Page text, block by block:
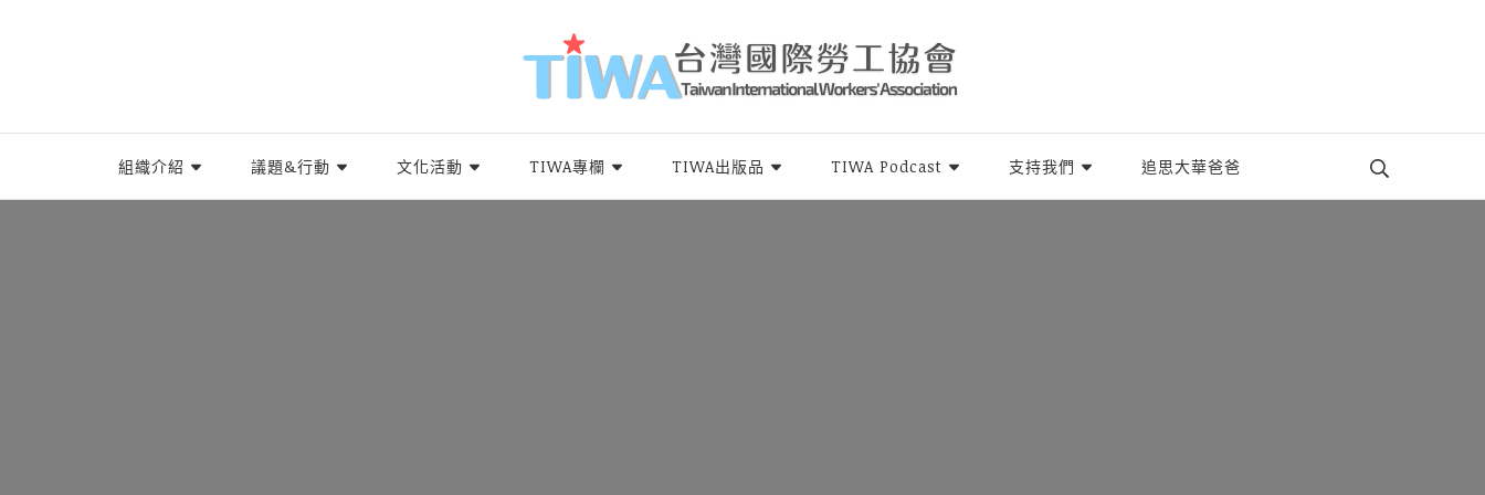
組織介紹 議題&行動 文化活動 TIWA專欄 TIWA出版品 TIWA Podcast 支持我們 追思大華爸爸